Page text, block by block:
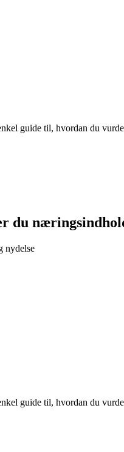
guide til, hvordan du
du
nydelse
guide til, hvordan du